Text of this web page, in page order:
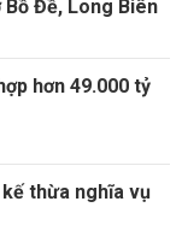
Bồ Đề, Long Biên
hơn 49.000 tỷ
thừa nghĩa vụ